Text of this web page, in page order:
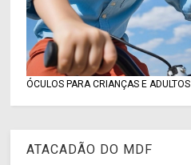
ÓCULOS PARA CRIANÇAS E ADULTOS
ATACADÃO DO MDF